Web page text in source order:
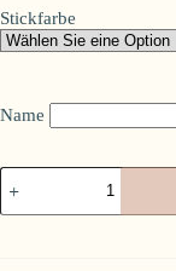
Stickfarbe
Name
Geburtstagskrone
Tara
Menge